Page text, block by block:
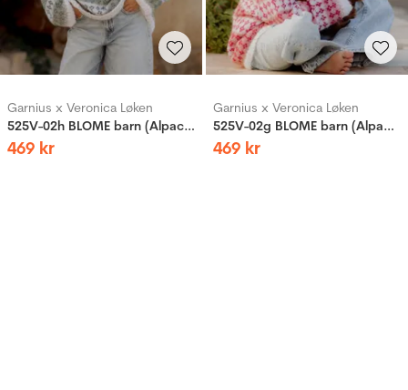
Garnius x Veronica Løken
525V-02h BLOME barn (Alpaca Dream/Alpaca Bris)
469 kr
Garnius x Veronica Løken
525V-02g BLOME barn (Alpaca Dream/Alpaca Bris)
469 kr